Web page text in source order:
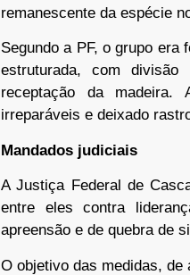
remanescente da espécie
Segundo a PF, o grupo era
estruturada, com
receptação da madeira.
irreparáveis e deixado
Mandados judiciais
A Justiça Federal de
entre eles contra
apreensão e de quebra de
O objetivo das medidas,